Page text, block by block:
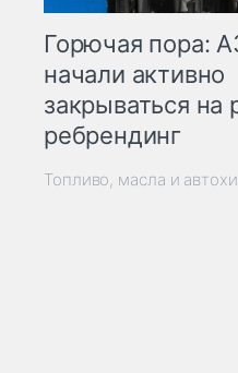
Горючая пора:
начали активно
закрываться на
ребрендинг
Топливо, масла и